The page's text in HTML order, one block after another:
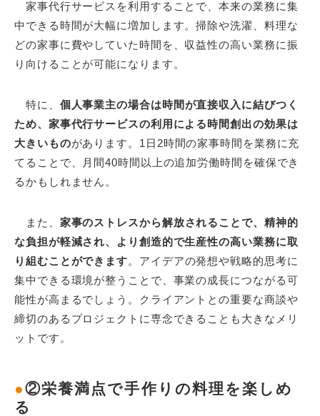
家事代行サービスを利用することで、本来の業務に集
中できる時間が大幅に増加します。掃除や洗濯、料理な
どの家事に費やしていた時間を、収益性の高い業務に振
り向けることが可能になります。
特に、 個人事業主の場合は時間が直接収入に結びつく
ため、家事代行サービスの利用による時間創出の効果は
大きいものがあります。1日2時間の家事時間を業務に充
てることで、月間40時間以上の追加労働時間を確保でき
るかもしれません。
また、 家事のストレスから解放されることで、精神的
な負担が軽減され、より創造的で生産性の高い業務に取
り組むことができます。アイデアの発想や戦略的思考に
集中できる環境が整うことで、事業の成長につながる可
能性が高まるでしょう。クライアントとの重要な商談や
締切のあるプロジェクトに専念できることも大きなメリ
ットです。
●②栄養満点で手作りの料理を楽しめ
る